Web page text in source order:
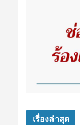
เรื่องล่าสุด